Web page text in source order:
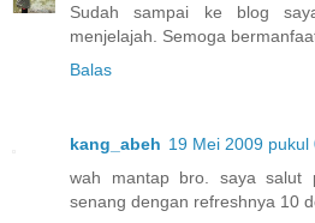
Sudah sampai ke blog
menjelajah. Semoga
Balas
kang_abeh 19 Mei 2009 pukul
wah mantap bro. saya salut
senang dengan refreshnya 10